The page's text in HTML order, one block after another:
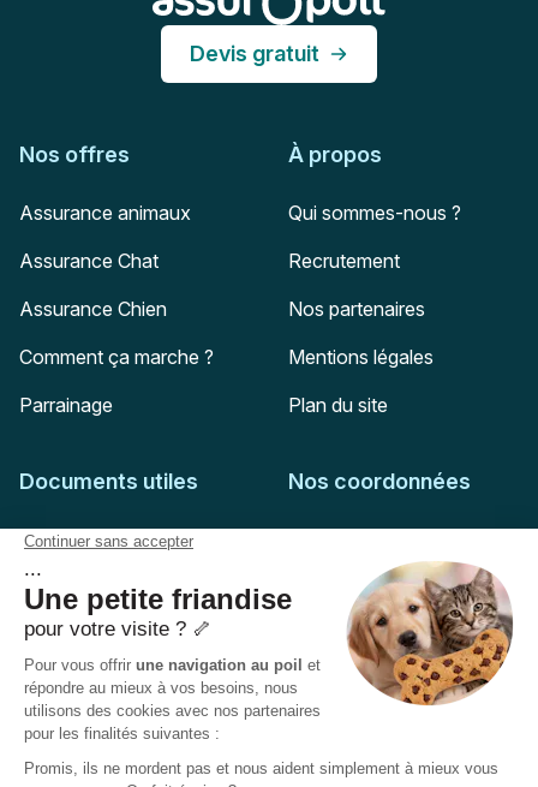
Devis gratuit
Nos offres
Assurance animaux
Assurance Chat
Assurance Chien
Comment ça marche ?
Parrainage
À propos
Qui sommes-nous ?
Recrutement
Nos partenaires
Mentions légales
Plan du site
Documents utiles
Feuille de soins
Conditions générales
Politique de confidentialité
Politique des Cookies
Accessibilité :
Partiellement conforme
Nos coordonnées
51-55 rue Hoche
94767
Ivry-sur-Seine
Pas encore client ?
Mail :
adhesion@assuropoil.com
Tel :
01 77 94 89 02